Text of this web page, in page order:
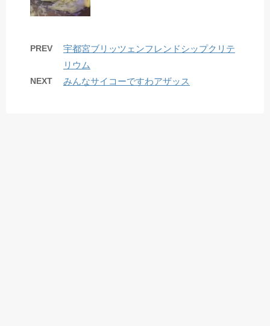
PREV
宇都宮ブリッツェンフレンドシップクリテ
リウム
NEXT みんなサイコーですわアザッス